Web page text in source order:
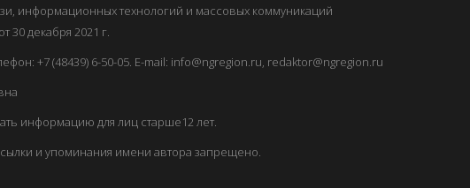
информационных технологий и массовых коммуникаций
декабря 2021 г.
+7 (48439) 6-50-05. E-mail: info@ngregion.ru, redaktor@ngregion.ru
информацию для лиц старше12 лет.
и упоминания имени автора запрещено.